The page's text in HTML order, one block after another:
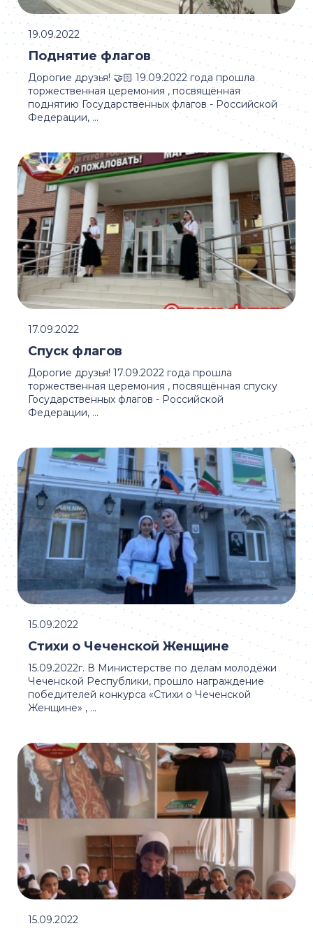
Дорогие друзья! 🤝🏻 19.09.2022 года прошла
торжественная церемония , посвящённая
поднятию Государственных флагов - Российской
Федерации, ...
Поднятие флагов
19.09.2022
Дорогие друзья! 17.09.2022 года прошла
торжественная церемония , посвящённая спуску
Государственных флагов - Российской
Федерации, ...
Спуск флагов
17.09.2022
15.09.2022г. В Министерстве по делам молодёжи
Чеченской Республики, прошло награждение
победителей конкурса «Стихи о Чеченской
Женщине» , ...
Стихи о Чеченской Женщине
15.09.2022
15.09.2022